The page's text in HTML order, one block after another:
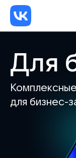
Для
для бизнес-